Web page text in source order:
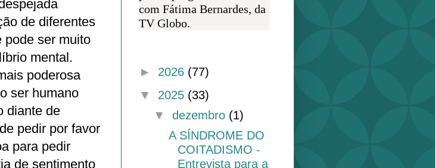
de diferentes
pode ser muito
mental.
poderosa
ser humano
diante de
pedir por favor
para pedir
de sentimento
com Fátima Bernardes, da
TV Globo.
► 2026 (77)
▼ 2025 (33)
▼ dezembro (1)
A SÍNDROME DO
COITADISMO -
Entrevista para a